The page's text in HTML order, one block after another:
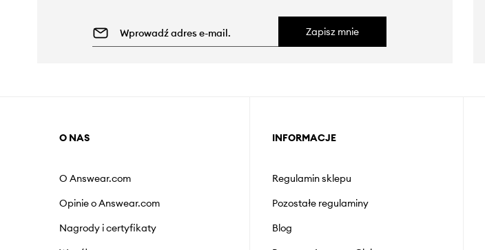
Zapisz mnie
O NAS
O Answear.com
Opinie o Answear.com
Nagrody i certyfikaty
INFORMACJE
Regulamin sklepu
Pozostałe regulaminy
Blog